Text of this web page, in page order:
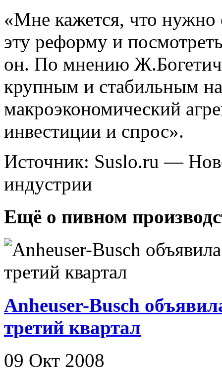
«Мне кажется, что нужно
эту реформу и
он. По мнению
крупным и стабильным
макроэкономический
инвестиции и спрос».
Источник: Suslo.ru —
индустрии
Ещё о пивном
Anheuser-Busch
третий квартал
09 Окт 2008